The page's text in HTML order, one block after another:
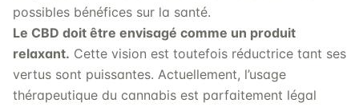
possibles bénéfices sur la santé.
Le CBD doit être envisagé comme un produit
relaxant. Cette vision est toutefois réductrice tant ses
vertus sont puissantes. Actuellement, l’usage
thérapeutique du cannabis est parfaitement légal